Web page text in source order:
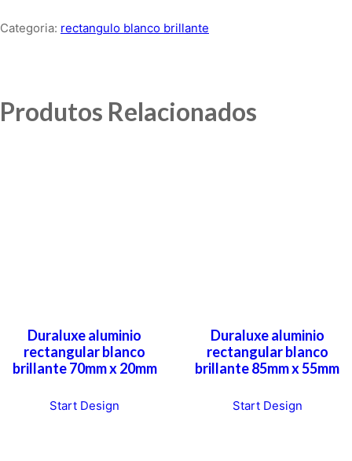
Categoria: rectangulo blanco brillante
Produtos Relacionados
Duraluxe aluminio
rectangular blanco
brillante 70mm x 20mm
Start Design
Duraluxe aluminio
rectangular blanco
brillante 85mm x 55mm
Start Design